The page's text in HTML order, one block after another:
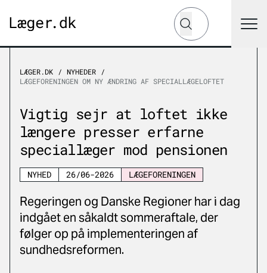
Hvad leder du efter?
Søg
LÆGER.DK
NYHEDER
LÆGEFORENINGEN OM NY ÆNDRING AF SPECIALLÆGELOFTET
Vigtig sejr at loftet ikke
længere presser erfarne
speciallæger mod pensionen
NYHED 26/06-2026 LÆGEFORENINGEN
Regeringen og Danske Regioner har i dag
indgået en såkaldt sommeraftale, der
følger op på implementeringen af
sundhedsreformen.